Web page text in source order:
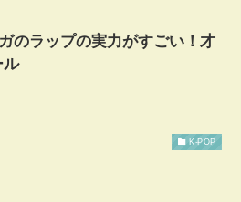
のラップの実力がすごい！才
ル
K-POP